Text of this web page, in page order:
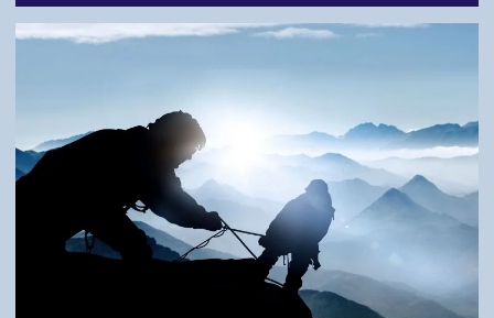
Seitenblick
SI-Professional
Veranstaltungen
Vorstand